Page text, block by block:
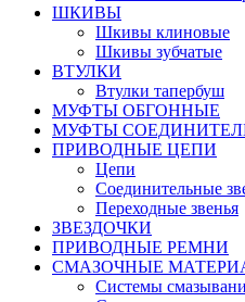
ШКИВЫ
Шкивы клиновые
Шкивы зубчатые
ВТУЛКИ
Втулки тапербуш
МУФТЫ ОБГОННЫЕ
МУФТЫ
ПРИВОДНЫЕ ЦЕПИ
Цепи
Соединительные
Переходные звенья
ЗВЕЗДОЧКИ
ПРИВОДНЫЕ РЕМНИ
СМАЗОЧНЫЕ
Системы